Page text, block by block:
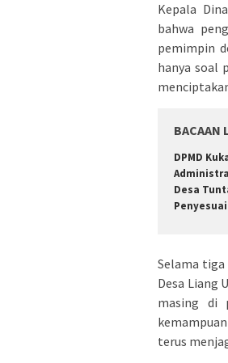
Kepala
bahwa
pemimpin
hanya soal
BACAAN
DPMD
Desa
Selama
Desa Liang
masing di
terus